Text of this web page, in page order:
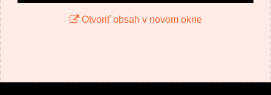
Otvoriť obsah v novom okne